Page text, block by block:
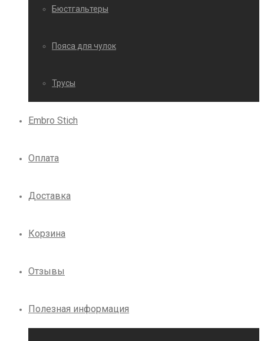
Бюстгальтеры
Пояса для чулок
Трусы
Embro Stich
Оплата
Доставка
Корзина
Отзывы
Полезная информация